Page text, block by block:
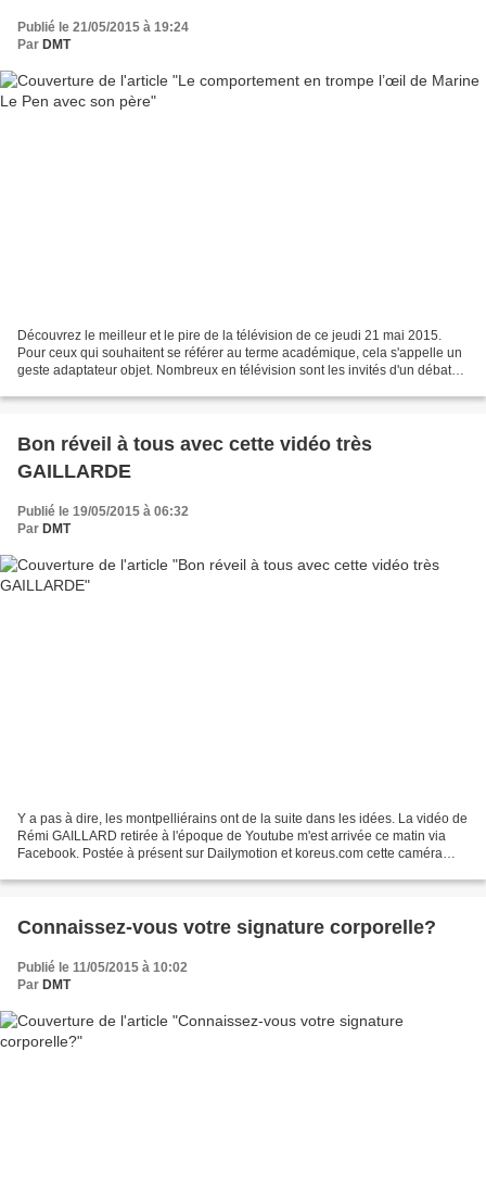
Publié le 21/05/2015 à 19:24
Par DMT
Découvrez le meilleur et le pire de la télévision de ce jeudi 21 mai 2015.
Pour ceux qui souhaitent se référer au terme académique, cela s'appelle un
geste adaptateur objet. Nombreux en télévision sont les invités d'un débat
Bon réveil à tous avec cette vidéo très
GAILLARDE
Publié le 19/05/2015 à 06:32
Par DMT
Y a pas à dire, les montpelliérains ont de la suite dans les idées. La vidéo de
Rémi GAILLARD retirée à l'époque de Youtube m'est arrivée ce matin via
Facebook. Postée à présent sur Dailymotion et koreus.com cette caméra
Connaissez-vous votre signature corporelle?
Publié le 11/05/2015 à 10:02
Par DMT